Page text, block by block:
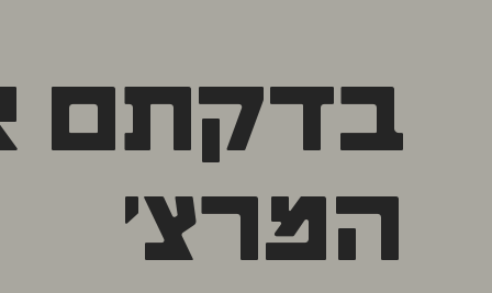
בדקתם
המרצ'